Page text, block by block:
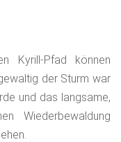
Kyrill-Pfad können
der Sturm war
und das langsame,
Wiederbewaldung